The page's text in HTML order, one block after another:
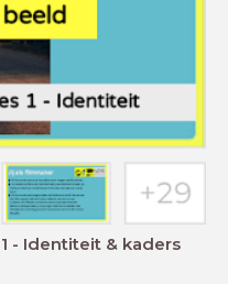
- Identiteit & kaders